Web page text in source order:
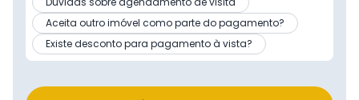
Aceita outro imóvel como parte do pagamento?
Existe desconto para pagamento à vista?